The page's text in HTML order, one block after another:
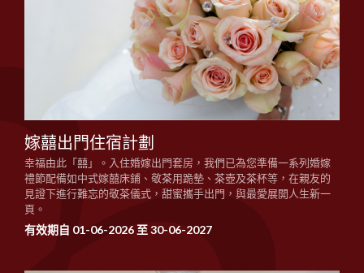
嫁囍出門住宿計劃
幸福由此「囍」。入住婚嫁出門套房，我們已為您準備一系列婚嫁
禮節配備如中式嫁囍床鋪、敬茶用跪墊、茶壺及茶杯等，在親友的
見證下進行難忘的敬茶儀式，甜蜜攜手出門，與最愛展開人生新一
頁。
有效期自 01-06-2026 至 30-06-2027